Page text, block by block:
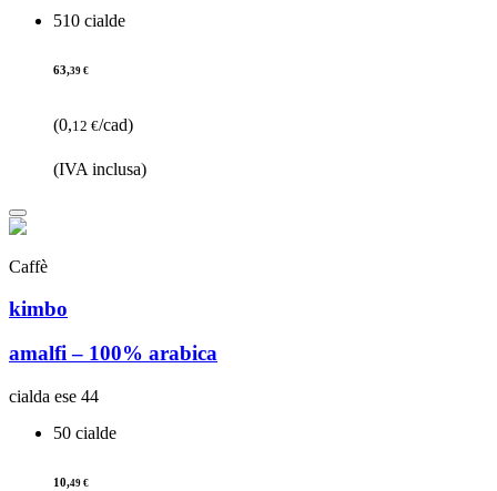
510 cialde
63,39 €
(0,12 €/cad)
(IVA inclusa)
Caffè
kimbo
amalfi – 100% arabica
cialda ese 44
50 cialde
10,49 €